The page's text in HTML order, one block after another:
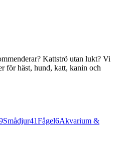
Kattströ utan lukt? Vi
för häst, hund, katt, kanin och
Smådjur41Fågel6Akvarium &